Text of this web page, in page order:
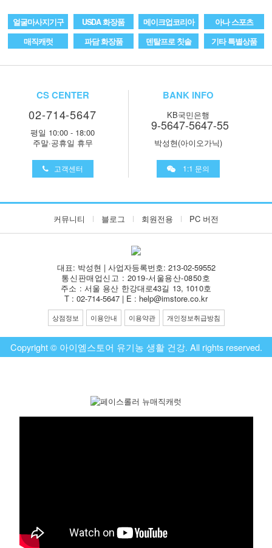
얼굴마사지기구 USDA 화장품 메이크업코리아
아나 스포츠
매직캐럿
파담 화장품 덴탈프로 칫솔 기타 특별상품
CS CENTER
02-714-5647
평일 10:00 - 18:00
주말·공휴일 휴무
고객센터
BANK INFO
KB국민은행
9-5647-5647-55
박성현(아이오가닉)
1:1 문의
커뮤니티 블로그 회원전용 PC 버전
대표: 박성현 | 사업자등록번호: 213-02-59552
통신판매업신고 : 2019-서울용산-0850호
주소 : 서울 용산 한강대로43길 13, 1010호
T : 02-714-5647 | E : help@imstore.co.kr
상점정보 이용안내 이용약관 개인정보취급방침
Copyright © 아이엠스토어 유기농 생활 건강. All rights reserved.